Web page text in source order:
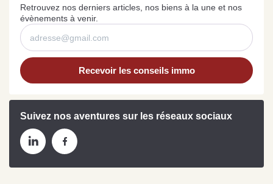
Retrouvez nos derniers articles, nos biens à la une et nos
évènements à venir.
Recevoir les conseils immo
Suivez nos aventures sur les réseaux sociaux